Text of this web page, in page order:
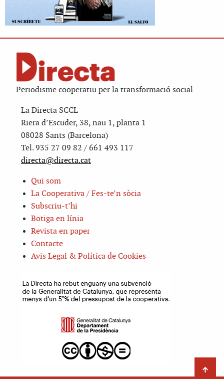
Periodisme cooperatiu per la transformació social
La Directa SCCL
Riera d’Escuder, 38, nau 1, planta 1
08028 Sants (Barcelona)
Tel. 935 27 09 82 / 661 493 117
directa@directa.cat
Qui som
La Cooperativa / Fes-te’n sòcia
Subscriu-t’hi
Botiga en línia
Revista en paper
Contacte
Avis Legal & Política de Cookies